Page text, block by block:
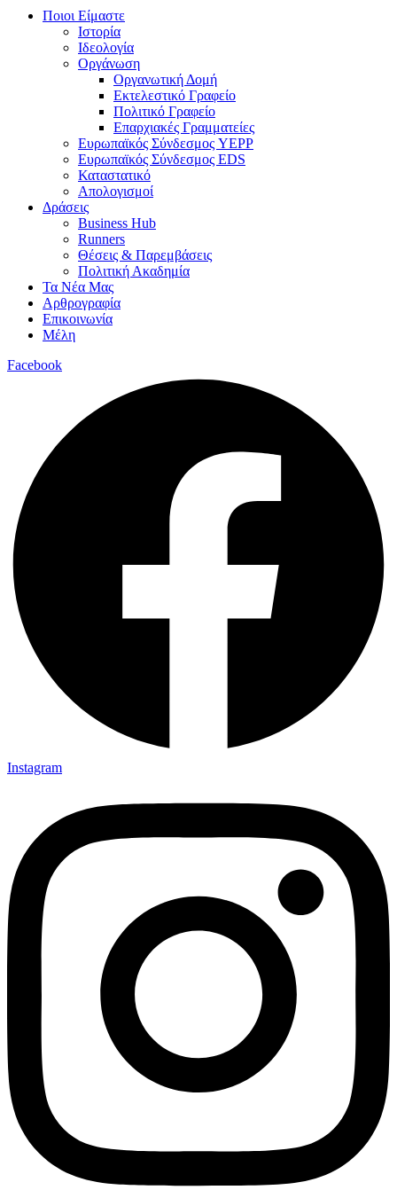
Ποιοι Είμαστε
Ιστορία
Ιδεολογία
Οργάνωση
Οργανωτική Δομή
Εκτελεστικό Γραφείο
Πολιτικό Γραφείο
Επαρχιακές Γραμματείες
Ευρωπαϊκός Σύνδεσμος YEPP
Ευρωπαϊκός Σύνδεσμος EDS
Καταστατικό
Απολογισμοί
Δράσεις
Business Hub
Runners
Θέσεις & Παρεμβάσεις
Πολιτική Ακαδημία
Τα Νέα Μας
Αρθρογραφία
Επικοινωνία
Μέλη
Facebook
Instagram